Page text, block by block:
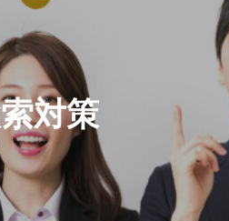
プ対策は必
サジェ
（サジ
告）
コスパ良く集
メタ情報の矛盾はどう
oogle最新見解と対策
会社概要
Company Profile
対策